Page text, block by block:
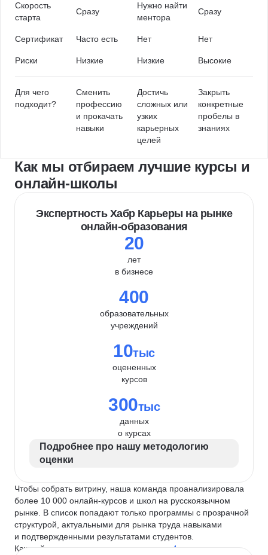
Скорость
старта
Сразу
Нужно найти
ментора
Сразу
Сертификат Часто есть Нет Нет
Риски Низкие Низкие Высокие
Для чего
подходит?
Сменить
профессию
и прокачать
навыки
Достичь
сложных или
узких
карьерных
целей
Закрыть
конкретные
пробелы в
знаниях
Как мы отбираем лучшие курсы и
онлайн-школы
Экспертность Хабр Карьеры на рынке
онлайн-образования
20
лет
в бизнесе
400
образовательных
учреждений
10тыс
оцененных
курсов
300тыс
данных
о курсах
Подробнее про нашу методологию
оценки
Чтобы собрать витрину, наша команда проанализировала
более 10 000 онлайн-курсов и школ на русскоязычном
рынке. В список попадают только программы с прозрачной
структурой, актуальными для рынка труда навыками
и подтвержденными результатами студентов.
Каждый курс и школу мы оцениваем по
4 критериям